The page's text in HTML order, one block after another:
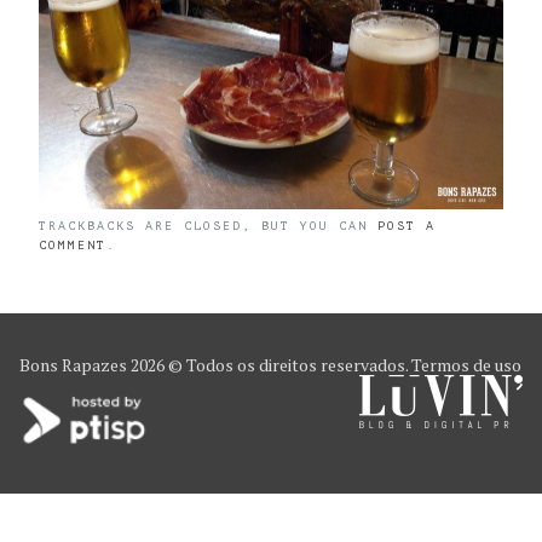
TRACKBACKS ARE CLOSED, BUT YOU CAN POST A
COMMENT
Bons Rapazes 2026 © Todos os direitos reservados.Termos de uso